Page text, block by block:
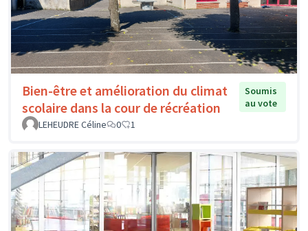
Bien-être et amélioration du climat
scolaire dans la cour de récréation
Soumis
au vote
LEHEUDRE Céline
0 1